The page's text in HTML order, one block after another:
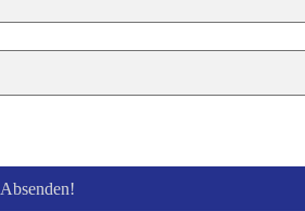
Absenden!